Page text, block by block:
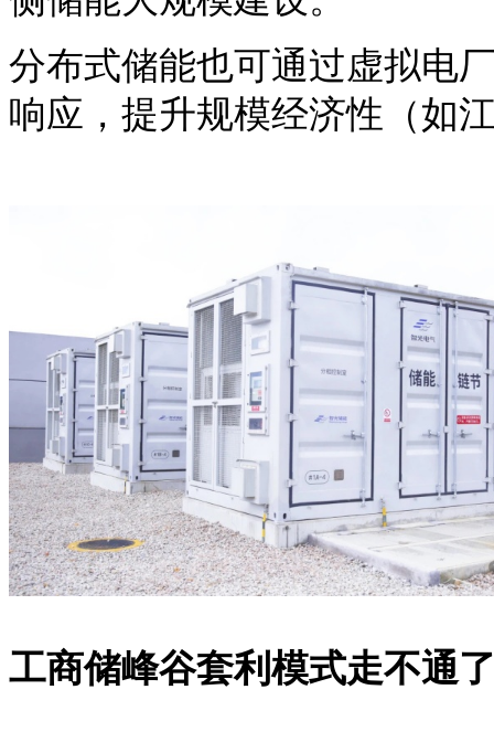
分布式储能也可通过虚拟电
响应，提升规模经济性（如
工商储峰谷套利模式走不通